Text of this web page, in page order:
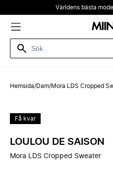
Världens bästa
Hemsida/Dam/Mora LDS Cropped
Få kvar
LOULOU DE SAISON
Mora LDS Cropped Sweater